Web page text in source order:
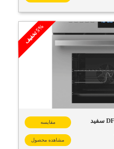
5
%
ت
خ
ف
ی
ف
مقایسه
مشاهده محصول